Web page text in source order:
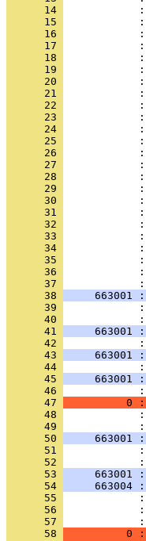
      14
      15
      16
      17
      18
      19
      20
      21
      22
      23
      24
      25
      26
      27
      28
      29
      30
      31
      32
      33
      34
      35
      36
      37
      38
663001
      39
      40
      41
663001
      42
      43
663001
      44
      45
663001
      46
      47
0
      48
      49
      50
663001
      51
      52
      53
663001
      54
663004
      55
      56
      57
      58
0